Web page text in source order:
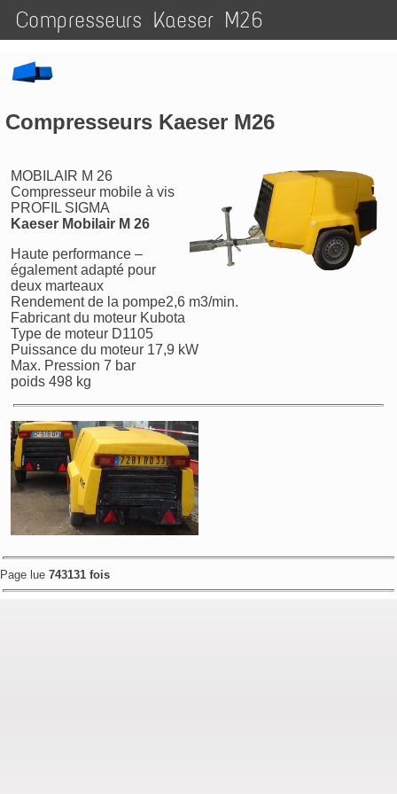
Compresseurs Kaeser M26
Compresseurs Kaeser M26
MOBILAIR M 26
Compresseur mobile à vis
PROFIL SIGMA
Kaeser Mobilair M 26
Haute performance –
également adapté pour
deux marteaux
Rendement de la pompe2,6 m3/min.
Fabricant du moteur Kubota
Type de moteur D1105
Puissance du moteur 17,9 kW
Max. Pression 7 bar
poids 498 kg
Page lue 743131 fois